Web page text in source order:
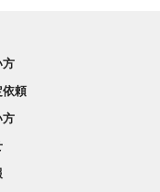
方
依頼
方